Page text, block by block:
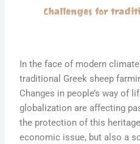
Challenges for
In the face of modern
traditional Greek sheep
Changes in people’s way of
globalization are affecting
the protection of this
economic issue, but also a